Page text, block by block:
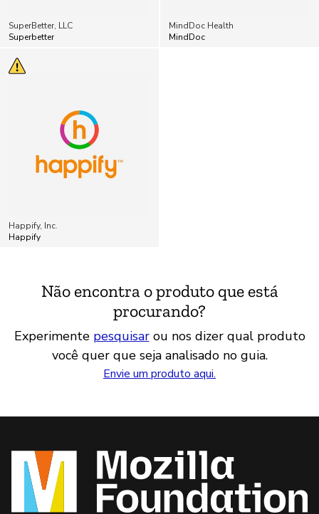
SuperBetter, LLC
Superbetter
MindDoc Health
MindDoc
Happify, Inc.
Happify
Não encontra o produto que está
procurando?
Experimente pesquisarou nos dizer qual produto
você quer que seja analisado no guia.
Envie um produto aqui.